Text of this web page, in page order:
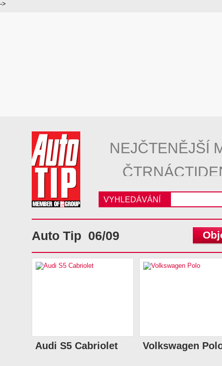
->
NEJČTENĚJŠÍ
VYHLEDÁVÁNÍ
Auto Tip 06/09
Audi S5 Cabriolet Volkswagen